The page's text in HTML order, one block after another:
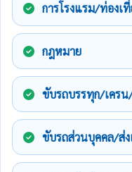
การโรงแรม/ท่องเ
กฎหมาย
ขับรถบรรทุก/เคร
ขับรถส่วนบุคคล/ส่ง